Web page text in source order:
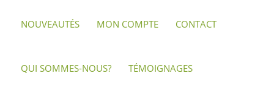
NOUVEAUTÉS MON COMPTE CONTACT
QUI SOMMES-NOUS? TÉMOIGNAGES